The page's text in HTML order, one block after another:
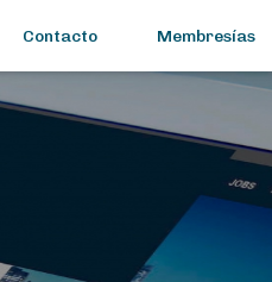
Contacto Membresías